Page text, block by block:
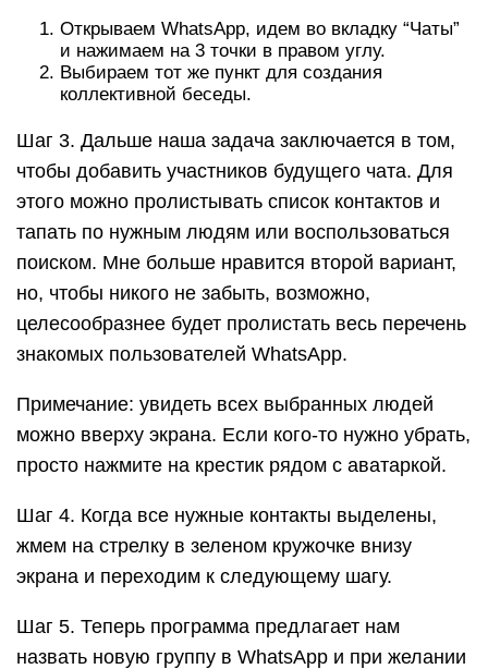
Открываем WhatsApp, идем во вкладку “Чаты”
и нажимаем на 3 точки в правом углу.
Выбираем тот же пункт для создания
коллективной беседы.
Шаг 3. Дальше наша задача заключается в том,
чтобы добавить участников будущего чата. Для
этого можно пролистывать список контактов и
тапать по нужным людям или воспользоваться
поиском. Мне больше нравится второй вариант,
но, чтобы никого не забыть, возможно,
целесообразнее будет пролистать весь перечень
знакомых пользователей WhatsApp.
Примечание: увидеть всех выбранных людей
можно вверху экрана. Если кого-то нужно убрать,
просто нажмите на крестик рядом с аватаркой.
Шаг 4. Когда все нужные контакты выделены,
жмем на стрелку в зеленом кружочке внизу
экрана и переходим к следующему шагу.
Шаг 5. Теперь программа предлагает нам
назвать новую группу в WhatsApp и при желании